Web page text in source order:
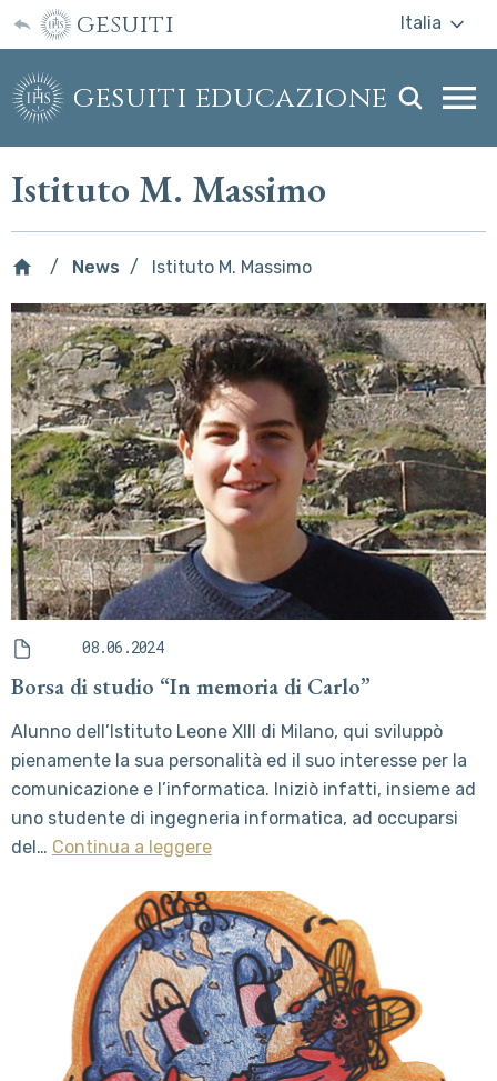
gesuiti Italia
gesuiti educazione
Istituto M. Massimo
News Istituto M. Massimo
08.06.2024
Borsa di studio “In memoria di Carlo”
Alunno dell’Istituto Leone XIII di Milano, qui sviluppò
pienamente la sua personalità ed il suo interesse per la
comunicazione e l’informatica. Iniziò infatti, insieme ad
uno studente di ingegneria informatica, ad occuparsi
del… Continua a leggere